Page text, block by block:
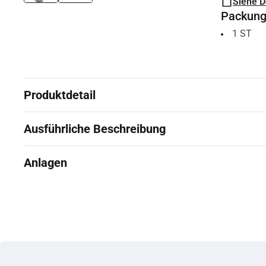
Packung
1 ST
Produktdetail
Ausführliche Beschreibung
Anlagen